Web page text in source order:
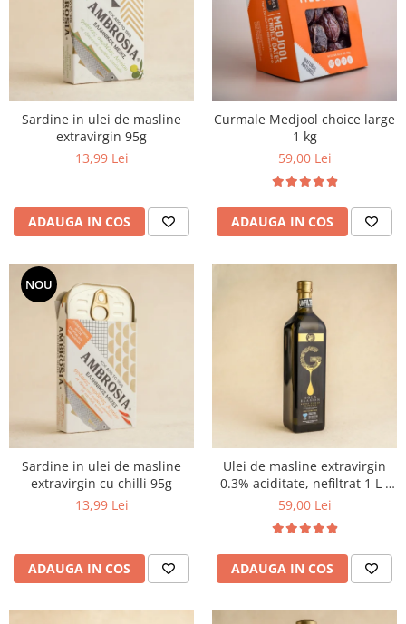
CREME ȘI PASTE TARTINABILE
CONDIMENTE
CEAIURI GRECEȘTI
CIOCOLATĂ ȘI CACAO
HEALTHY SNACKS
SUPERALIMENTE
PRODUSE ECO / ORGANICE
COSMETICE
REMEDII NATURISTE
TOATE PRODUSELE
Sardine in ulei de masline
extravirgin 95g
13,99 Lei
ADAUGA IN COS
Curmale Medjool choice large
1 kg
59,00 Lei
ADAUGA IN COS
NOU
Sardine in ulei de masline
extravirgin cu chilli 95g
13,99 Lei
ADAUGA IN COS
Ulei de masline extravirgin
0.3% aciditate, nefiltrat 1 L -
presat la rece
59,00 Lei
ADAUGA IN COS